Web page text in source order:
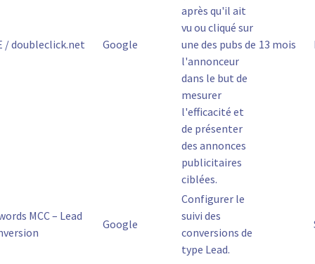
/ doubleclick.net Google
après qu'il ait
vu ou cliqué sur
une des pubs de
l'annonceur
dans le but de
mesurer
l'efficacité et
de présenter
des annonces
publicitaires
ciblées.
13 mois
MCC – Lead
Google
Configurer le
suivi des
conversions de
type Lead.